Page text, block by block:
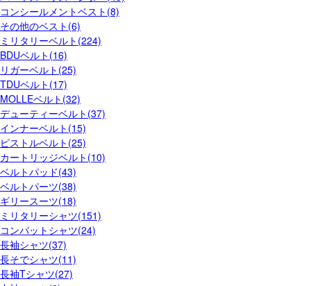
コンシールメントベスト(8)
その他のベスト(6)
ミリタリーベルト(224)
BDUベルト(16)
リガーベルト(25)
TDUベルト(17)
MOLLEベルト(32)
デューティーベルト(37)
インナーベルト(15)
ピストルベルト(25)
カートリッジベルト(10)
ベルトパッド(43)
ベルトパーツ(38)
ギリースーツ(18)
ミリタリーシャツ(151)
コンバットシャツ(24)
長袖シャツ(37)
長そでシャツ(11)
長袖Tシャツ(27)